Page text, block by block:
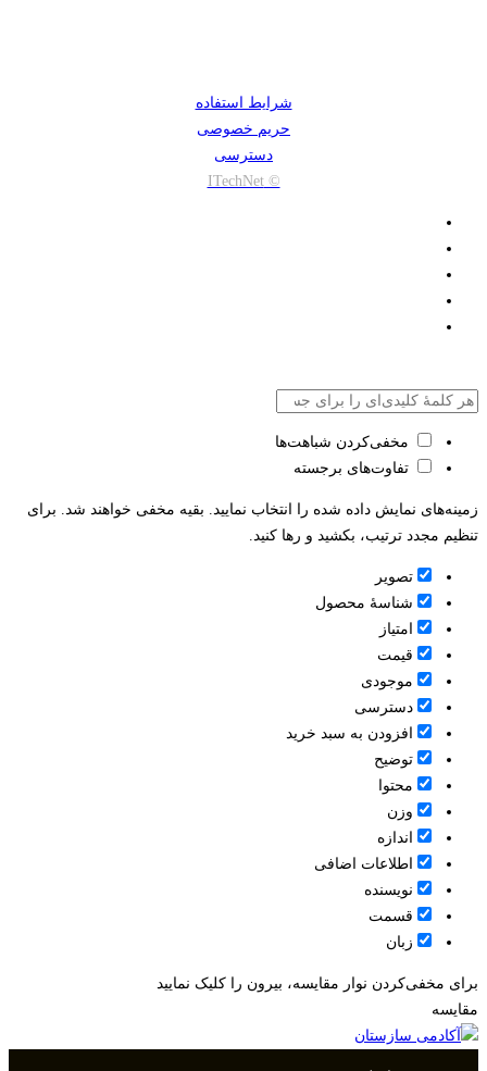
شرایط استفاده
حریم خصوصی
دسترسی
© ITechNet
مخفی‌کردن شباهت‌ها
تفاوت‌های برجسته
زمینه‌های نمایش داده شده را انتخاب نمایید. بقیه مخفی خواهند شد. برای
تنظیم مجدد ترتیب، بکشید و رها کنید.
تصویر
شناسۀ محصول
امتیاز
قيمت
موجودی
دسترسی
افزودن به سبد خرید
توضیح
محتوا
وزن
اندازه
اطلاعات اضافی
نویسنده
قسمت
زبان
برای مخفی‌کردن نوار مقایسه، بیرون را کلیک نمایید
مقایسه